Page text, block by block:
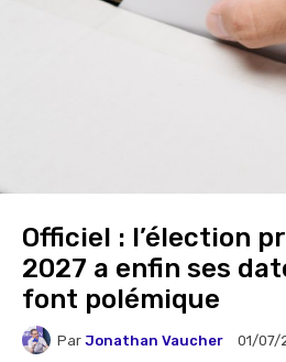
Officiel : l’élection
2027 a enfin ses
font polémique
Par Jonathan Vaucher 01/07/